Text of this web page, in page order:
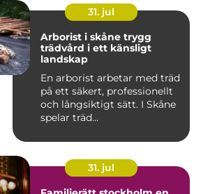
31. jul
Arborist i skåne trygg
trädvård i ett känsligt
landskap
En arborist arbetar med träd
på ett säkert, professionellt
och långsiktigt sätt. I Skåne
spelar träd...
31. jul